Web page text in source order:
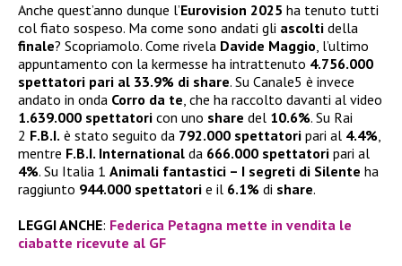
Anche quest’anno dunque l’Eurovision 2025 ha tenuto tutti
col fiato sospeso. Ma come sono andati gli ascolti della
finale? Scopriamolo. Come rivela Davide Maggio, l’ultimo
appuntamento con la kermesse ha intrattenuto 4.756.000
spettatori pari al 33.9% di share. Su Canale5 è invece
andato in onda Corro da te, che ha raccolto davanti al video
1.639.000 spettatori con uno share del 10.6%. Su Rai
2 F.B.I. è stato seguito da 792.000 spettatori pari al 4.4%,
mentre F.B.I. International da 666.000 spettatori pari al
4%. Su Italia 1 Animali fantastici – I segreti di Silente ha
raggiunto 944.000 spettatori e il 6.1% di share.
LEGGI ANCHE: Federica Petagna mette in vendita le
ciabatte ricevute al GF